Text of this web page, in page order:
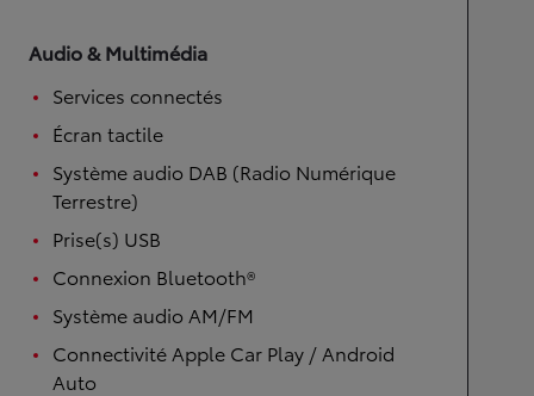
Audio & Multimédia
Services connectés
Écran tactile
Système audio DAB (Radio Numérique
Terrestre)
Prise(s) USB
Connexion Bluetooth®
Système audio AM/FM
Connectivité Apple Car Play / Android
Auto